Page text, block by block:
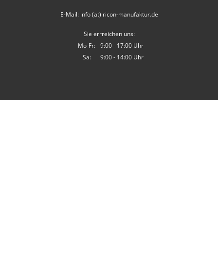
E-Mail: info (at) ricon-manufaktur.de
Sie errreichen uns:
Mo-Fr: 9:00 - 17:00 Uhr
Sa:
9:00 - 14:00 Uhr